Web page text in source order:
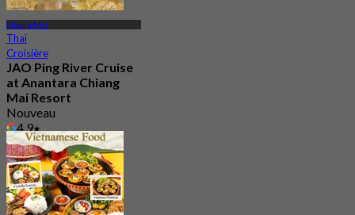
Chiang Mai
Thaï
Croisière
JAO Ping River Cruise
at Anantara Chiang
Mai Resort
Nouveau
4.9
De฿ 1,168.5